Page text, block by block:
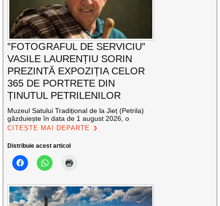
”FOTOGRAFUL DE SERVICIU”
VASILE LAURENȚIU SORIN
PREZINTĂ EXPOZIȚIA CELOR
365 DE PORTRETE DIN
ȚINUTUL PETRILENILOR
Muzeul Satului Tradițional de la Jieț (Petrila)
găzduiește în data de 1 august 2026, o
CITEȘTE MAI DEPARTE
Distribuie acest articol